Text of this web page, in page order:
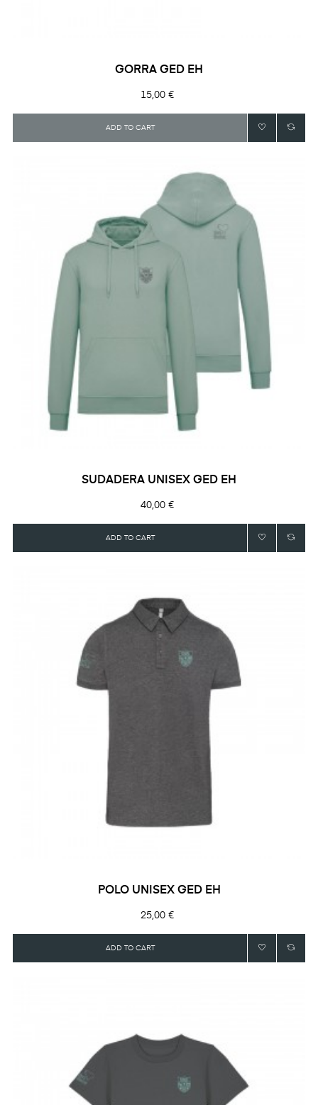
GORRA GED EH
Precio
15,00 €
ADD TO CART
SUDADERA UNISEX GED EH
Precio
40,00 €
ADD TO CART
POLO UNISEX GED EH
Precio
25,00 €
ADD TO CART